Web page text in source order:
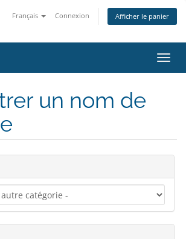
Français Connexion Afficher le panier
la
un nom de